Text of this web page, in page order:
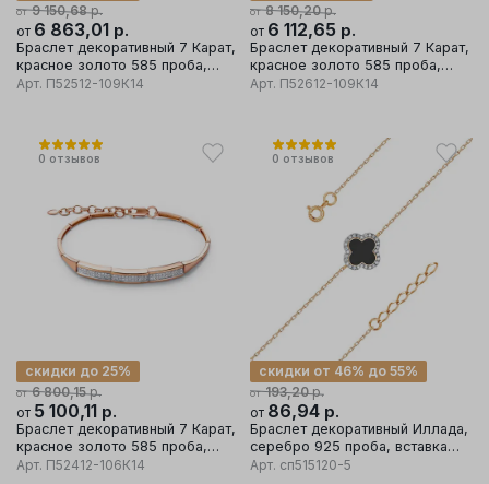
от 9 150,68р.
от 6 863,01 р.
Браслет декоративный 7 Карат,
красное золото 585 проба,
вставка сапфир
Арт. П52512-109К14
от 8 150,20р.
от 6 112,65 р.
Браслет декоративный 7 Карат,
красное золото 585 проба,
вставка бриллиант
Арт. П52612-109К14
0 отзывов
от 6 800,15р.
скидки до 25%
от 5 100,11 р.
Браслет декоративный 7 Карат,
красное золото 585 проба,
вставка бриллиант
Арт. П52412-106К14
0 отзывов
от 193,20р.
скидки от 46% до 55%
от 86,94 р.
Браслет декоративный Иллада,
серебро 925 проба, вставка
фианит/эмаль
Арт. сп515120-5